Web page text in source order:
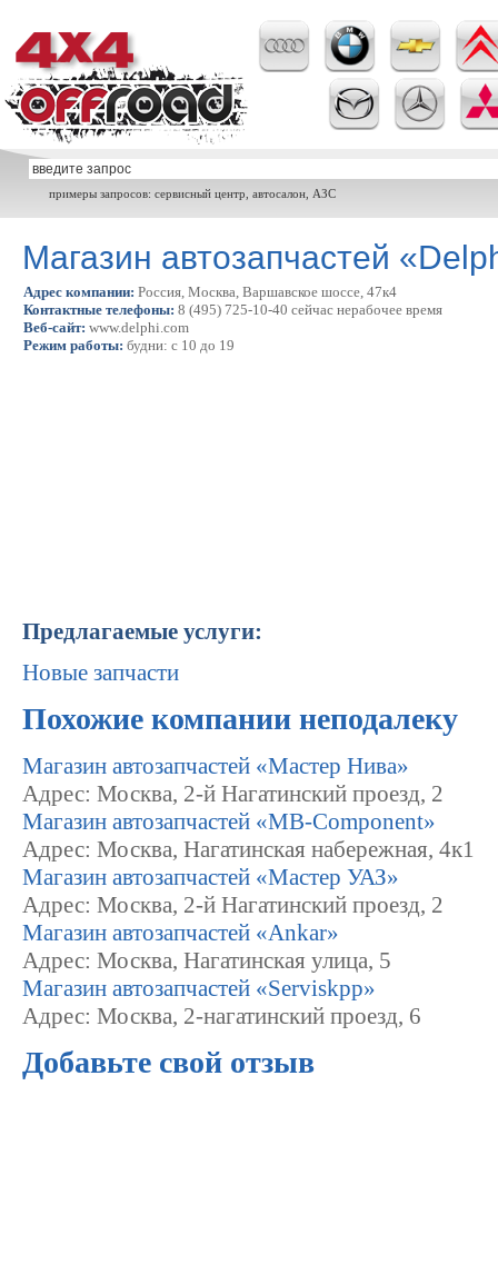
примеры запросов: сервисный центр, автосалон, АЗС
Магазин автозапчастей
Адрес компании: Россия, Москва, Варшавское шоссе, 47к4
Контактные телефоны: 8 (495) 725-10-40 сейчас нерабочее время
Веб-сайт: www.delphi.com
Режим работы: будни: с 10 до 19
Предлагаемые услуги:
Новые запчасти
Похожие компании неподалеку
Магазин автозапчастей «Мастер Нива»
Адрес: Москва, 2-й Нагатинский проезд, 2
Магазин автозапчастей «MB-Component»
Адрес: Москва, Нагатинская набережная, 4к1
Магазин автозапчастей «Мастер УАЗ»
Адрес: Москва, 2-й Нагатинский проезд, 2
Магазин автозапчастей «Ankar»
Адрес: Москва, Нагатинская улица, 5
Магазин автозапчастей «Serviskpp»
Адрес: Москва, 2-нагатинский проезд, 6
Добавьте свой отзыв